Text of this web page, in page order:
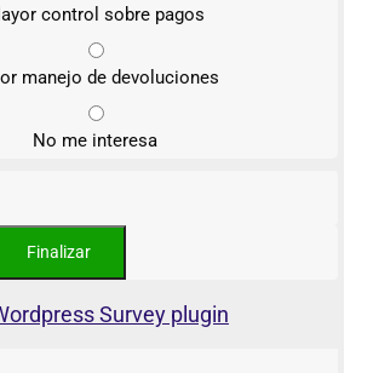
control sobre pagos
manejo de devoluciones
No me interesa
Survey plugin